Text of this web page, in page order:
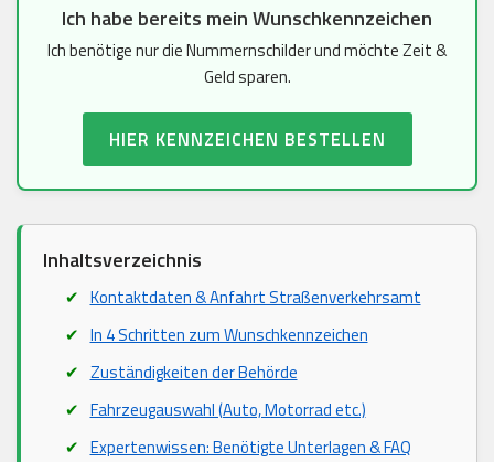
Ich habe bereits mein Wunschkennzeichen
Ich benötige nur die Nummernschilder und möchte Zeit &
Geld sparen.
HIER KENNZEICHEN BESTELLEN
Inhaltsverzeichnis
Kontaktdaten & Anfahrt Straßenverkehrsamt
In 4 Schritten zum Wunschkennzeichen
Zuständigkeiten der Behörde
Fahrzeugauswahl (Auto, Motorrad etc.)
Expertenwissen: Benötigte Unterlagen & FAQ